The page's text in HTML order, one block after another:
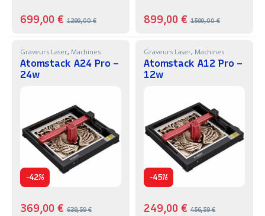
699,00€ 1299,00€ 899,00€ 1599,00€
Graveurs Laser, Machines
Atomstack A24 Pro –
24w
-42%
369,00€ 639,59€
Graveurs Laser, Machines
Atomstack A12 Pro –
12w
-45%
249,00€ 456,59€